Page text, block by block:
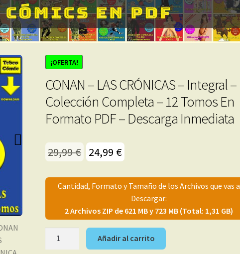
¡OFERTA!
CONAN – LAS CRÓNICAS – Integral –
Colección Completa – 12 Tomos En
Formato PDF – Descarga Inmediata
29,99€ El
original
era:
29,99 €.
24,99 €
actual
es:
24,99 €.
Cantidad, Formato y Tamaño de los Archivos que vas a
Descargar:
2 Archivos ZIP de 621 MB y 723 MB (Total: 1,31 GB)
Añadir al carrito